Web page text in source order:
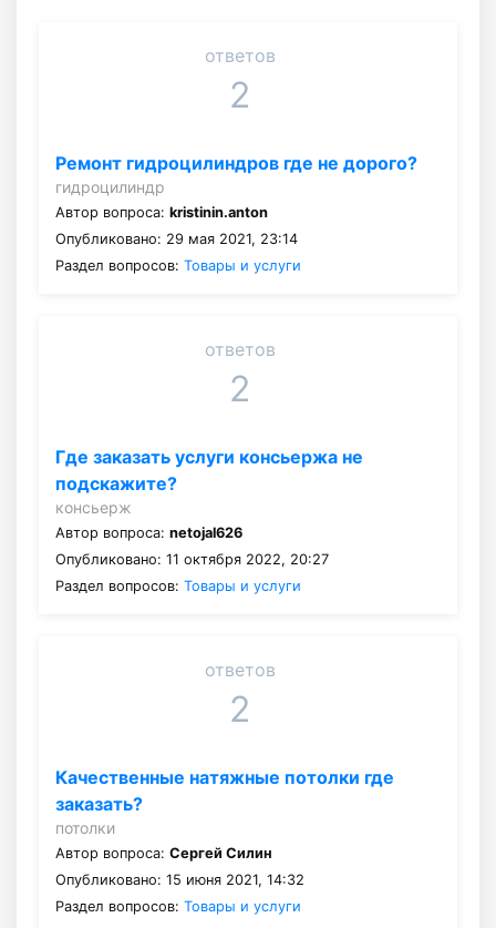
ответов
2
Ремонт гидроцилиндров где не дорого?
гидроцилиндр
Автор вопроса: kristinin.anton
Опубликовано: 29 мая 2021, 23:14
Раздел вопросов: Товары и услуги
ответов
2
Где заказать услуги консьержа не
подскажите?
консьерж
Автор вопроса: netojal626
Опубликовано: 11 октября 2022, 20:27
Раздел вопросов: Товары и услуги
ответов
2
Качественные натяжные потолки где
заказать?
потолки
Автор вопроса: Сергей Силин
Опубликовано: 15 июня 2021, 14:32
Раздел вопросов: Товары и услуги